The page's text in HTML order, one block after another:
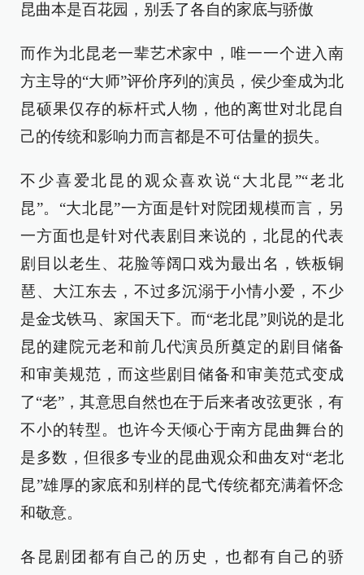
昆曲本是百花园，别丢了各自的家底与骄傲
而作为北昆老一辈艺术家中，唯一一个进入南
方主导的“大师”评价序列的演员，侯少奎成为北
昆硕果仅存的标杆式人物，他的离世对北昆自
己的传统和影响力而言都是不可估量的损失。
不少喜爱北昆的观众喜欢说“大北昆”“老北
昆”。“大北昆”一方面是针对院团规模而言，另
一方面也是针对代表剧目来说的，北昆的代表
剧目以老生、花脸等阔口戏为最出名，铁板铜
琶、大江东去，不过多沉溺于小情小爱，不少
是金戈铁马、家国天下。而“老北昆”则说的是北
昆的建院元老和前几代演员所奠定的剧目储备
和审美规范，而这些剧目储备和审美范式变成
了“老”，其意思自然也在于后来者改弦更张，有
不小的转型。也许今天倾心于南方昆曲舞台的
是多数，但很多专业的昆曲观众和曲友对“老北
昆”雄厚的家底和别样的昆弋传统都充满着怀念
和敬意。
各昆剧团都有自己的历史，也都有自己的骄